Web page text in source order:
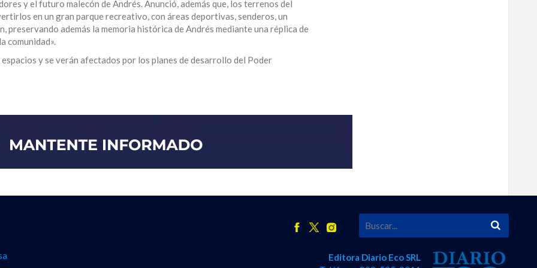
y el futuro malecón de Andrés. Anunció, además que, los terrenos del
en un gran parque recreativo, con áreas deportivas, senderos, un
además la memoria histórica de Andrés mediante una réplica de
comunidad».
y se verán afectados por los planes de desarrollo del Poder
Editora Diario Eco SRL